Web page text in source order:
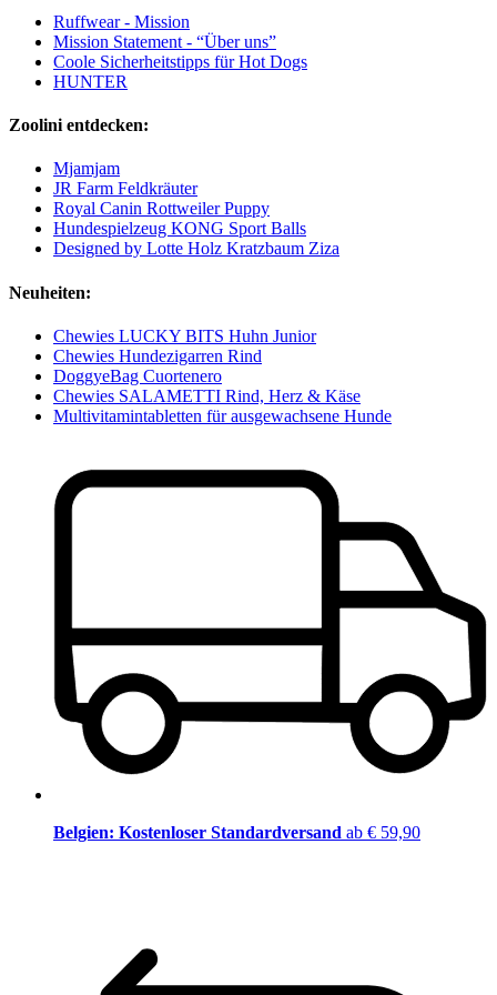
Ruffwear - Mission
Mission Statement - “Über uns”
Coole Sicherheitstipps für Hot Dogs
HUNTER
Zoolini entdecken:
Mjamjam
JR Farm Feldkräuter
Royal Canin Rottweiler Puppy
Hundespielzeug KONG Sport Balls
Designed by Lotte Holz Kratzbaum Ziza
Neuheiten:
Chewies LUCKY BITS Huhn Junior
Chewies Hundezigarren Rind
DoggyeBag Cuortenero
Chewies SALAMETTI Rind, Herz & Käse
Multivitamintabletten für ausgewachsene Hunde
Belgien: Kostenloser Standardversand ab € 59,90